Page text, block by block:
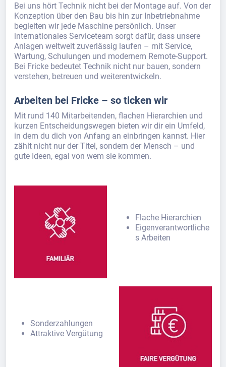
Bei uns hört Technik nicht bei der Montage auf. Von der
Konzeption über den Bau bis hin zur Inbetriebnahme
begleiten wir jede Maschine persönlich. Unser
internationales Serviceteam sorgt dafür, dass unsere
Anlagen weltweit zuverlässig laufen – mit Service,
Wartung, Schulungen und modernem Remote-Support.
Bei Fricke bedeutet Technik nicht nur bauen, sondern
verstehen, betreuen und weiterentwickeln.
Arbeiten bei Fricke – so ticken wir
Mit rund 140 Mitarbeitenden, flachen Hierarchien und
kurzen Entscheidungswegen bieten wir dir ein Umfeld,
in dem du dich von Anfang an einbringen kannst. Hier
zählt nicht nur der Titel, sondern der Mensch – und
gute Ideen, egal von wem sie kommen.
Flache Hierarchien
Eigenverantwortliche
s Arbeiten
Sonderzahlungen
Attraktive Vergütung